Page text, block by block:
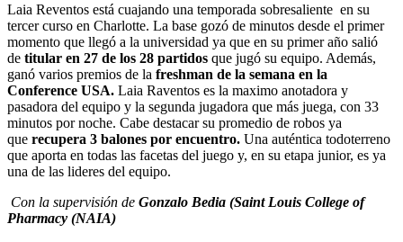
Laia Reventos está cuajando una temporada sobresaliente en su
tercer curso en Charlotte. La base gozó de minutos desde el primer
momento que llegó a la universidad ya que en su primer año salió
de titular en 27 de los 28 partidos que jugó su equipo. Además,
ganó varios premios de la freshman de la semana en la
Conference USA. Laia Raventos es la maximo anotadora y
pasadora del equipo y la segunda jugadora que más juega, con 33
minutos por noche. Cabe destacar su promedio de robos ya
que recupera 3 balones por encuentro. Una auténtica todoterreno
que aporta en todas las facetas del juego y, en su etapa junior, es ya
una de las lideres del equipo.
Con la supervisión de Gonzalo Bedia (Saint Louis College of
Pharmacy (NAIA)